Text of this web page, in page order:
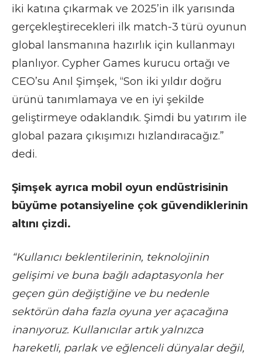
iki katına çıkarmak ve 2025’in ilk yarısında
gerçekleştirecekleri ilk match-3 türü oyunun
global lansmanına hazırlık için kullanmayı
planlıyor. Cypher Games kurucu ortağı ve
CEO’su Anıl Şimşek, “Son iki yıldır doğru
ürünü tanımlamaya ve en iyi şekilde
geliştirmeye odaklandık. Şimdi bu yatırım ile
global pazara çıkışımızı hızlandıracağız.”
dedi.
Şimşek ayrıca mobil oyun endüstrisinin
büyüme potansiyeline çok güvendiklerinin
altını çizdi.
“Kullanıcı beklentilerinin, teknolojinin
gelişimi ve buna bağlı adaptasyonla her
geçen gün değiştiğine ve bu nedenle
sektörün daha fazla oyuna yer açacağına
inanıyoruz. Kullanıcılar artık yalnızca
hareketli, parlak ve eğlenceli dünyalar değil,